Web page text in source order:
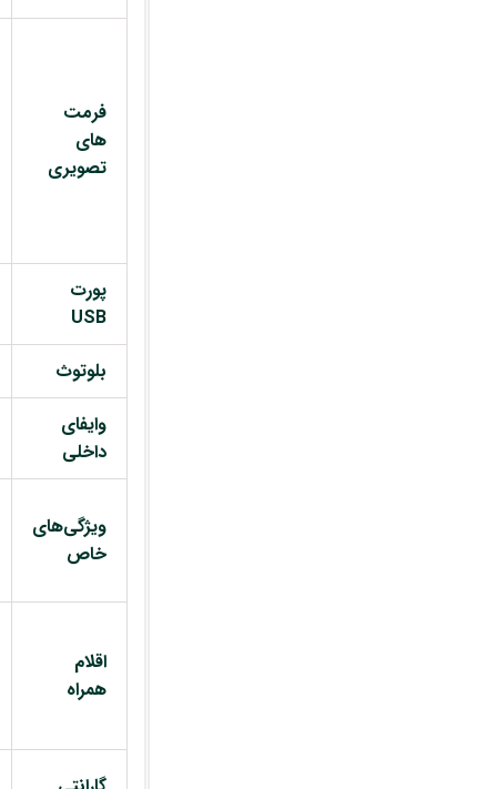
فرمت
های
تصویری
پورت
USB
بلوتوث
وایفای
داخلی
ویژگی‌های
خاص
اقلام
همراه